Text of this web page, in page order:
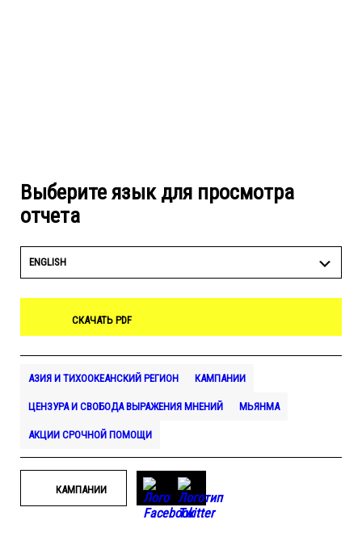
Выберите язык для просмотра
отчета
ENGLISH
СКАЧАТЬ PDF
АЗИЯ И ТИХООКЕАНСКИЙ РЕГИОН КАМПАНИИ
ЦЕНЗУРА И СВОБОДА ВЫРАЖЕНИЯ МНЕНИЙ МЬЯНМА
АКЦИИ СРОЧНОЙ ПОМОЩИ
КАМПАНИИ